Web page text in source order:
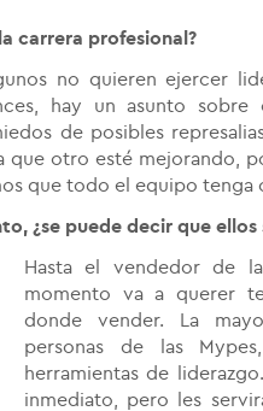
carrera profesional?
no quieren ejercer
hay un asunto
de posibles
que otro esté mejorando,
que todo el equipo tenga
¿se puede decir que
Hasta el vendedor de
momento va a querer
donde vender.
La
personas de las
herramientas de
inmediato, pero les